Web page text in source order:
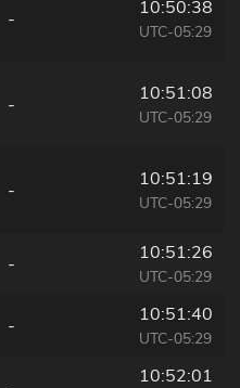
-
10:50:38
UTC-05:29
-
10:51:08
UTC-05:29
-
10:51:19
UTC-05:29
-
10:51:26
UTC-05:29
-
10:51:40
UTC-05:29
10:52:01